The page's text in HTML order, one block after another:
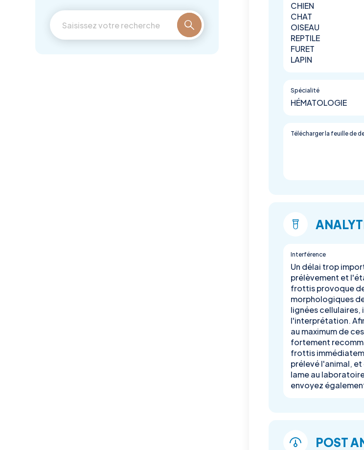
CHIEN
CHAT
OISEAU
REPTILE
FURET
LAPIN
Spécialité
HÉMATOLOGIE
Télécharger la feuille de
Interférence
Un délai trop
prélèvement et
frottis provoque
morphologiques
lignées
l'interprétation.
au maximum de
fortement
frottis
prélevé l'animal,
lame au
envoyez
POST